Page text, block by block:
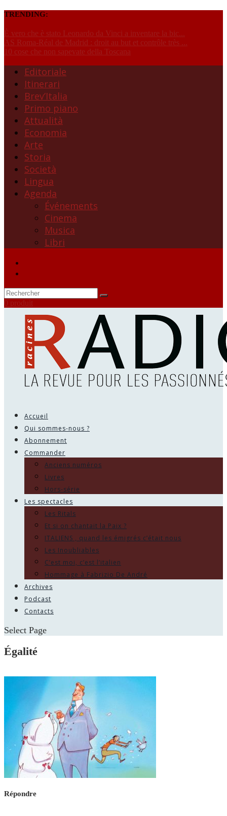
TRENDING:
È vero che è stato Leonardo da Vinci a inventare la bic...
AS Roma-Réal de Madrid : droit au but et contrôle très ...
10 cose che non sapevate della Toscana
Editoriale
Itinerari
Brev’Italia
Primo piano
Attualità
Economia
Arte
Storia
Società
Lingua
Agenda
Événements
Cinema
Musica
Libri
0 produit
Accueil
Qui sommes-nous ?
Abonnement
Commander
Anciens numéros
Livres
Hors-série
Les spectacles
Les Ritals
Et si on chantait la Paix ?
ITALIENS , quand les émigrés c’était nous
Les Inoubliables
C’est moi, c’est l’italien
Hommage à Fabrizio De André
Archives
Podcast
Contacts
Select Page
Égalité
Répondre